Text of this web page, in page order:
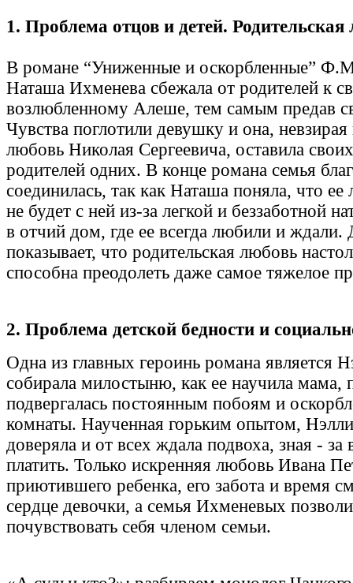
1. Проблема отцов и детей.
В романе “Униженные и оскорбленные”
Наташа Ихменева сбежала от родителей к
возлюбленному Алеше, тем самым предав
Чувства поглотили девушку и она,
любовь Николая Сергеевича, оставила
родителей одних. В конце романа семья
соединилась, так как Наташа поняла, что
не будет с ней из-за легкой и беззаботной
в отчий дом, где ее всегда любили и ждали.
показывает, что родительская любовь
способна преодолеть даже самое тяжелое
2. Проблема детской бедности и
Одна из главных героинь романа является
собирала милостыню, как ее научила мама,
подвергалась постоянным побоям и
комнаты. Наученная горьким опытом,
доверяла и от всех ждала подвоха, зная -
платить. Только искренняя любовь Ивана
приютившего ребенка, его забота и время
сердце девочки, а семья Ихменевых
почувствовать себя членом семьи.